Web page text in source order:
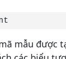
mẫu được